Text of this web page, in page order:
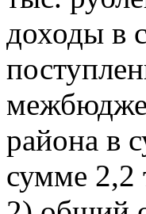
доходы в
района в
сумме 2,2